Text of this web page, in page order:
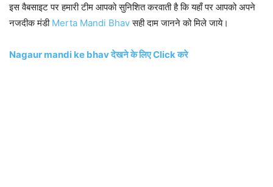
इस वैबसाइट पर हमारी टीम आपको सुनिशित करवाती है कि यहाँ पर आपको अपने
नजदीक मंडी Merta Mandi Bhavसही दाम जानने को मिले जाये।
Nagaur mandi ke bhav देखने के लिए Click करे